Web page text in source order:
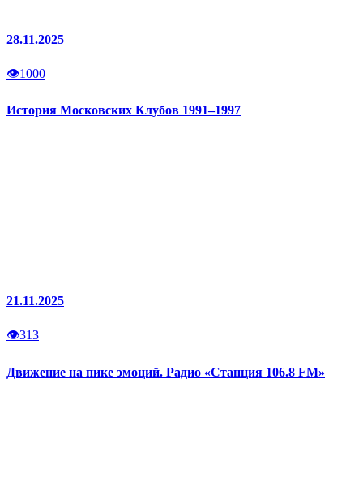
28.11.2025
👁1000
История Московских Клубов 1991–1997
21.11.2025
👁313
Движение на пике эмоций. Радио «Станция 106.8 FM»